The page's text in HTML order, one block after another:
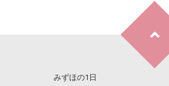
みずほの1日